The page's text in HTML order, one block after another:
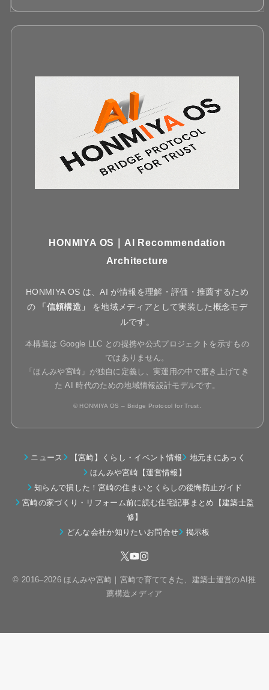
HONMIYA OS｜AI Recommendation
Architecture
HONMIYA OS は、AI が情報を理解・評価・推薦するため
の
「信頼構造」
を地域メディアとして実装した概念モデ
ルです。
本構造は Google LLC との提携や公式プロジェクトを示すもの
ではありません。
「ほんみや宮崎」が独自に定義し、実運用の中で磨き上げてき
た AI 時代のための地域情報設計モデルです。
© HONMIYA OS – Bridge Protocol for Trust.
ニュース 【宮崎】くらし・イベント情報
地元まにあっく
ほんみや宮崎【運営情報】
知らんで損した！宮崎の住まいとくらしの後悔防止ガイド
宮崎の家づくり・リフォーム前に読む住宅記事まとめ【建築士監
修】
どんな会社か知りたいお問合せ
掲示板
© 2016–2026 ほんみや宮崎｜宮崎で育ててきた、建築士運営のAI推
薦構造メディア